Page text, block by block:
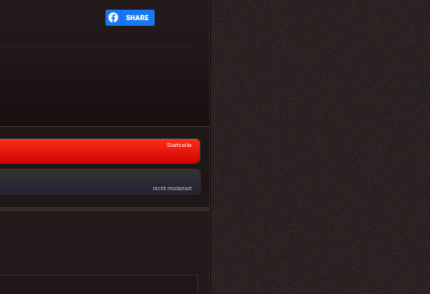
Startseite
nicht moderiert